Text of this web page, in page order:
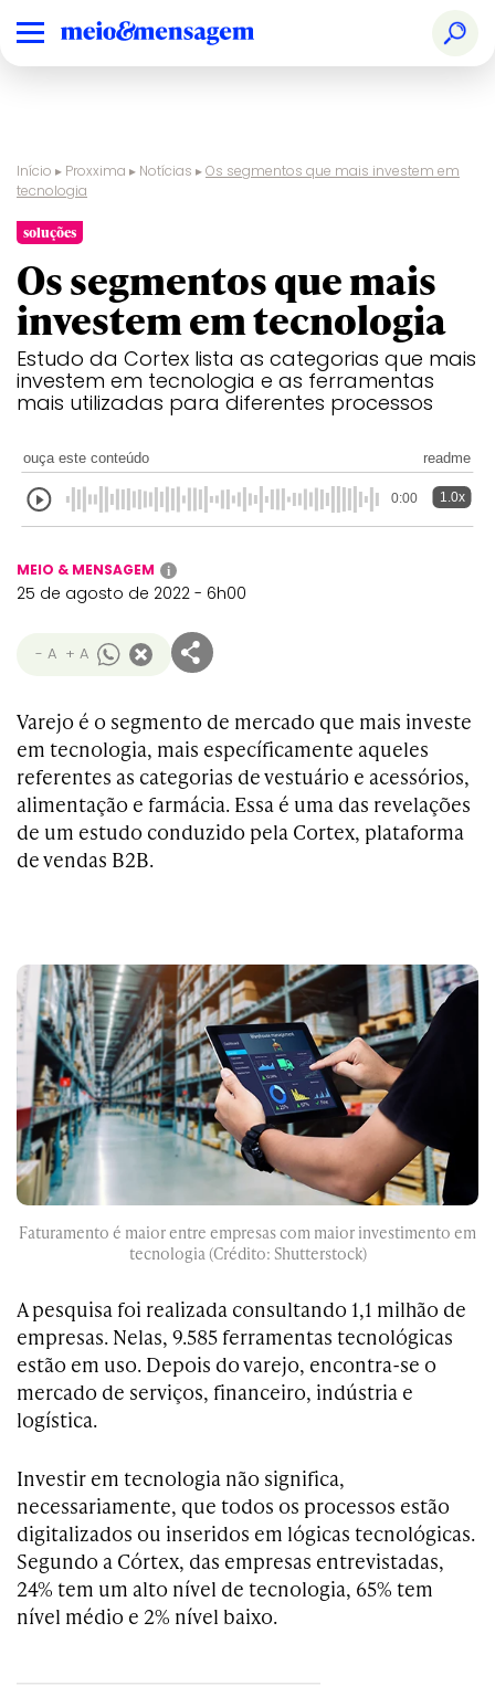
Início ▸ Proxxima ▸ Notícias ▸Os segmentos que mais investem em
tecnologia
soluções
Os segmentos que mais
investem em tecnologia
Estudo da Cortex lista as categorias que mais
investem em tecnologia e as ferramentas
mais utilizadas para diferentes processos
ouça este conteúdo readme
0:00 1.0x
MEIO & MENSAGEM i
25 de agosto de 2022 - 6h00
- A + A
Varejo é o segmento de mercado que mais investe
em tecnologia, mais específicamente aqueles
referentes as categorias de vestuário e acessórios,
alimentação e farmácia. Essa é uma das revelações
de um estudo conduzido pela Cortex, plataforma
de vendas B2B.
Faturamento é maior entre empresas com maior investimento em
tecnologia (Crédito: Shutterstock)
A pesquisa foi realizada consultando 1,1 milhão de
empresas. Nelas, 9.585 ferramentas tecnológicas
estão em uso. Depois do varejo, encontra-se o
mercado de serviços, financeiro, indústria e
logística.
Investir em tecnologia não significa,
necessariamente, que todos os processos estão
digitalizados ou inseridos em lógicas tecnológicas.
Segundo a Córtex, das empresas entrevistadas,
24% tem um alto nível de tecnologia, 65% tem
nível médio e 2% nível baixo.